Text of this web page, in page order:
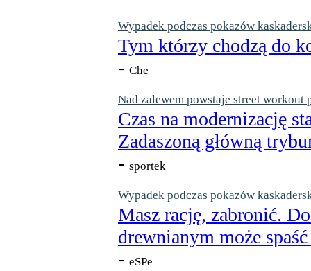
Wypadek podczas pokazów
Tym którzy chodzą do
- Che
Nad zalewem powstaje street workout
Czas na modernizację
Zadaszoną główną
- sportek
Wypadek podczas pokazów
Masz rację, zabronić.
drewnianym może
- eSPe